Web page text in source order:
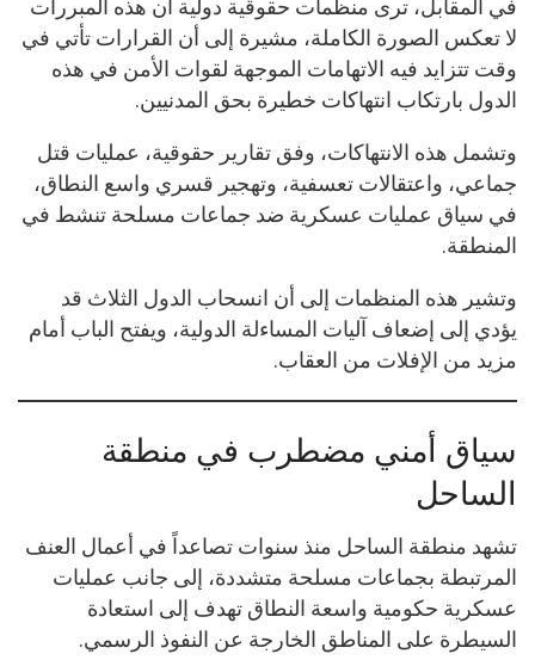
في المقابل، ترى منظمات حقوقية دولية أن هذه المبررات
لا تعكس الصورة الكاملة، مشيرة إلى أن القرارات تأتي في
وقت تتزايد فيه الاتهامات الموجهة لقوات الأمن في هذه
الدول بارتكاب انتهاكات خطيرة بحق المدنيين.
وتشمل هذه الانتهاكات، وفق تقارير حقوقية، عمليات قتل
جماعي، واعتقالات تعسفية، وتهجير قسري واسع النطاق،
في سياق عمليات عسكرية ضد جماعات مسلحة تنشط في
المنطقة.
وتشير هذه المنظمات إلى أن انسحاب الدول الثلاث قد
يؤدي إلى إضعاف آليات المساءلة الدولية، ويفتح الباب أمام
مزيد من الإفلات من العقاب.
سياق أمني مضطرب في منطقة
الساحل
تشهد منطقة الساحل منذ سنوات تصاعداً في أعمال العنف
المرتبطة بجماعات مسلحة متشددة، إلى جانب عمليات
عسكرية حكومية واسعة النطاق تهدف إلى استعادة
السيطرة على المناطق الخارجة عن النفوذ الرسمي.